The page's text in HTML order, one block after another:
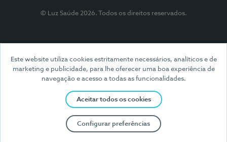
Este website utiliza cookies estritamente necessários, analíticos e de
marketing e publicidade, para lhe oferecer uma boa experiência de
navegação e acesso a todas as funcionalidades.
Aceitar todos os cookies
Configurar preferências
© Luz Saúde 2026. Todos os direitos reservados.